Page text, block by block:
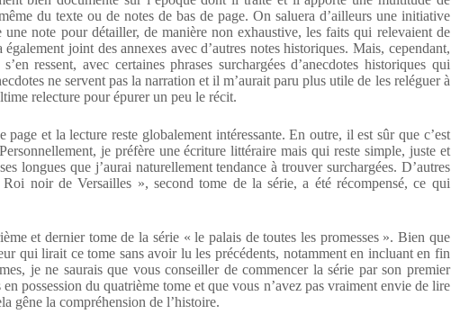
du texte ou de notes de bas de page. On saluera d’ailleurs une initiative
note pour détailler, de manière non exhaustive, les faits qui relevaient de
joint des annexes avec d’autres notes historiques. Mais, cependant,
ressent, avec certaines phrases surchargées d’anecdotes historiques qui
ne servent pas la narration et il m’aurait paru plus utile de les reléguer à
relecture pour épurer un peu le récit.
et la lecture reste globalement intéressante. En outre, il est sûr que c’est
je préfère une écriture littéraire mais qui reste simple, juste et
longues que j’aurai naturellement tendance à trouver surchargées. D’autres
noir de Versailles », second tome de la série, a été récompensé, ce qui
et dernier tome de la série « le palais de toutes les promesses ». Bien que
qui lirait ce tome sans avoir lu les précédents, notamment en incluant en fin
je ne saurais que vous conseiller de commencer la série par son premier
possession du quatrième tome et que vous n’avez pas vraiment envie de lire
gêne la compréhension de l’histoire.